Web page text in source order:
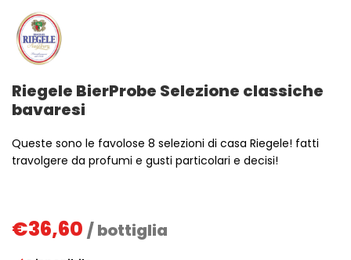
Riegele BierProbe Selezione classiche
bavaresi
Queste sono le favolose 8 selezioni di casa Riegele! fatti
travolgere da profumi e gusti particolari e decisi!
€36,60 / bottiglia